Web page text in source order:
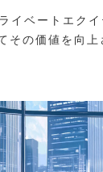
イベートエクイ
その価値を向上